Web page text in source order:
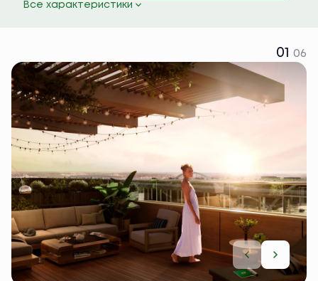
Все характеристики
01 06